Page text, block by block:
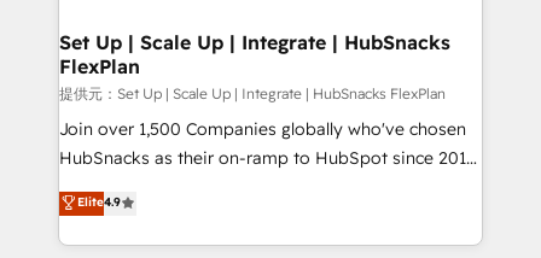
Partner 📆Founded in 1997
marketing, advertising, campaigns, content and
design We connect people, data and technology to
improve customer experiences. With our bright
people, exciting ideas and can-do mentality, we
ensure revenue growth on a daily basis. So tell us
team of 100+ experts is ready for you! Driving digital
growth | www.brightdigital.com
Set Up | Scale Up | Integrate | HubSnacks
FlexPlan
提供元：Set Up | Scale Up | Integrate | HubSnacks FlexPlan
Join over 1,500 Companies globally who've chosen
HubSnacks as their on-ramp to HubSpot since 2014
Simple pay-as-you-go plans that accelerate value...
1️⃣ Set Up | Onboarding New or Check-fixing existing
HubSpot portals 2️⃣ Scale Up | 100% HubSpot Task
Elite4.9